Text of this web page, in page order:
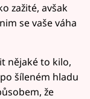
zažité, avšak
se vaše váha
nějaké to kilo,
šíleném hladu
že